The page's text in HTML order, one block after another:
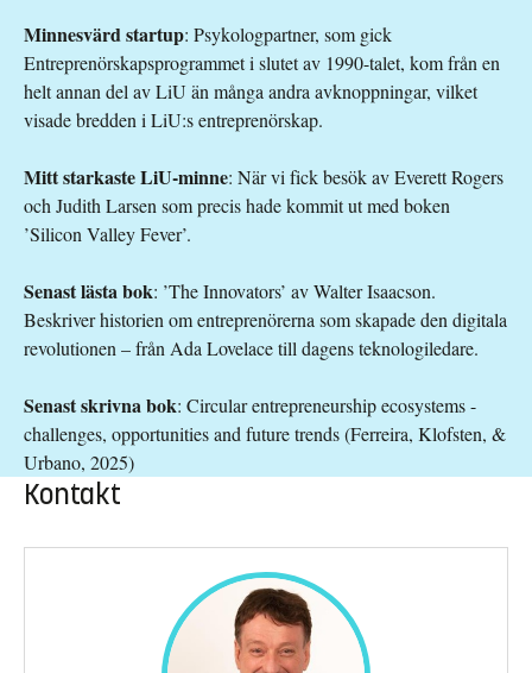
Minnesvärd startup: Psykologpartner, som gick
Entreprenörskapsprogrammet i slutet av 1990-talet, kom från en
helt annan del av LiU än många andra avknoppningar, vilket
visade bredden i LiU:s entreprenörskap.
Mitt starkaste LiU-minne: När vi fick besök av Everett Rogers
och Judith Larsen som precis hade kommit ut med boken
’Silicon Valley Fever’.
Senast lästa bok: ’The Innovators’ av Walter Isaacson.
Beskriver historien om entreprenörerna som skapade den digitala
revolutionen – från Ada Lovelace till dagens teknologiledare.
Senast skrivna bok: Circular entrepreneurship ecosystems -
challenges, opportunities and future trends (Ferreira, Klofsten, &
Urbano, 2025)
Kontakt